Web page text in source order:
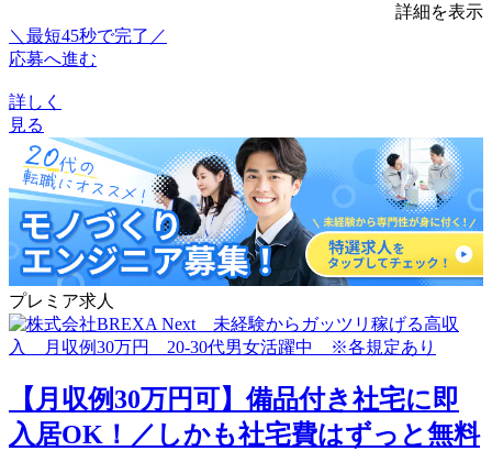
詳細を表示
＼最短45秒で完了／
応募へ進む
詳しく
見る
プレミア求人
【月収例30万円可】備品付き社宅に即
入居OK！／しかも社宅費はずっと無料